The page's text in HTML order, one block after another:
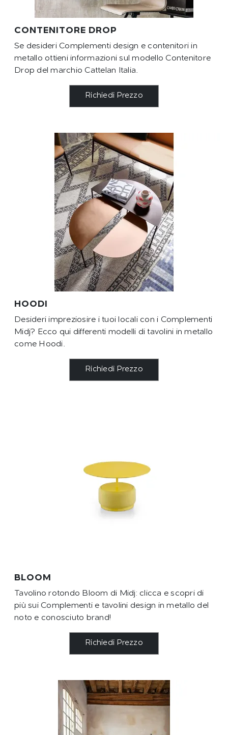
CONTENITORE DROP
Se desideri Complementi design e contenitori in
metallo ottieni informazioni sul modello Contenitore
Drop del marchio Cattelan Italia.
Richiedi Prezzo
HOODI
Desideri impreziosire i tuoi locali con i Complementi
Midj? Ecco qui differenti modelli di tavolini in metallo
come Hoodi.
Richiedi Prezzo
BLOOM
Tavolino rotondo Bloom di Midj: clicca e scopri di
più sui Complementi e tavolini design in metallo del
noto e conosciuto brand!
Richiedi Prezzo